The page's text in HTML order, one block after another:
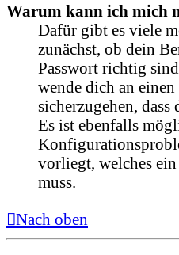
Warum kann ich mich
Dafür gibt es viele
zunächst, ob dein
Passwort richtig
wende dich an
sicherzugehen,
Es ist ebenfalls
vorliegt, welches
muss.
Nach oben